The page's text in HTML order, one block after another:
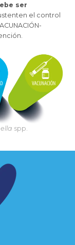
ser
el control
spp.